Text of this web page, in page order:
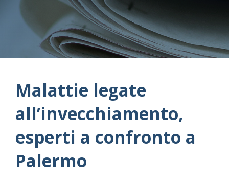
Malattie legate
all’invecchiamento,
esperti a confronto a
Palermo